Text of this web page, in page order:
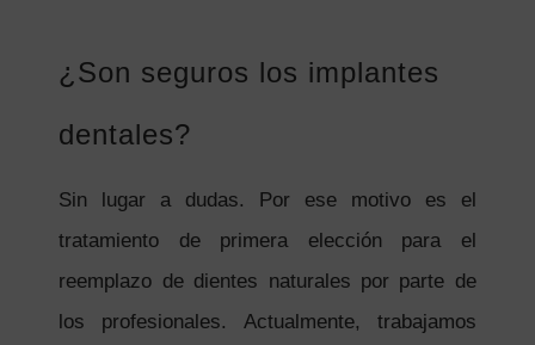
¿Son seguros los implantes
dentales?
Sin lugar a dudas. Por ese motivo es el
tratamiento de primera elección para el
reemplazo de dientes naturales por parte de
los profesionales. Actualmente, trabajamos